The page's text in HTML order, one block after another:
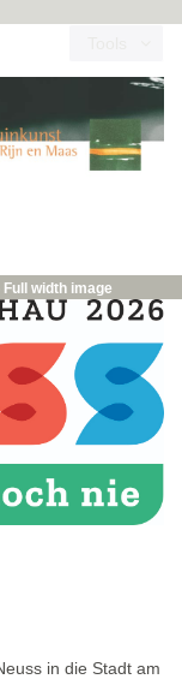
width image
in die Stadt am